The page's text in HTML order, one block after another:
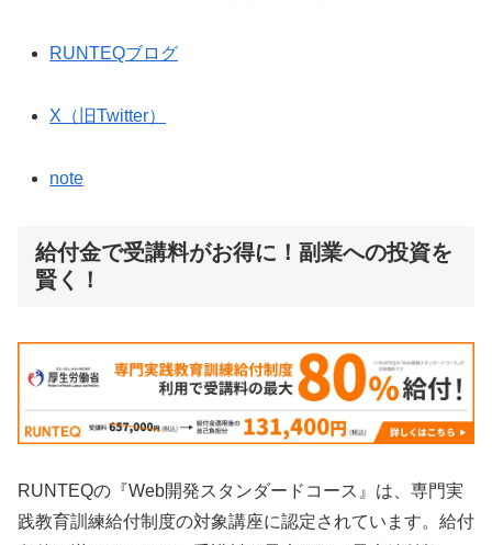
RUNTEQブログ
X（旧Twitter）
note
給付金で受講料がお得に！副業への投資を
賢く！
RUNTEQの『Web開発スタンダードコース』は、専門実
践教育訓練給付制度の対象講座に認定されています。給付